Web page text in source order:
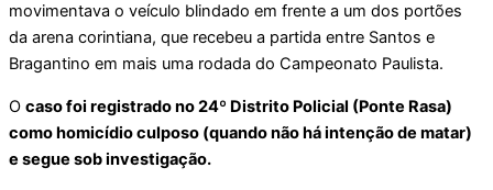
movimentava o veículo blindado em frente a um dos portões
da arena corintiana, que recebeu a partida entre Santos e
Bragantino em mais uma rodada do Campeonato Paulista.
O caso foi registrado no 24º Distrito Policial (Ponte Rasa)
como homicídio culposo (quando não há intenção de matar)
e segue sob investigação.